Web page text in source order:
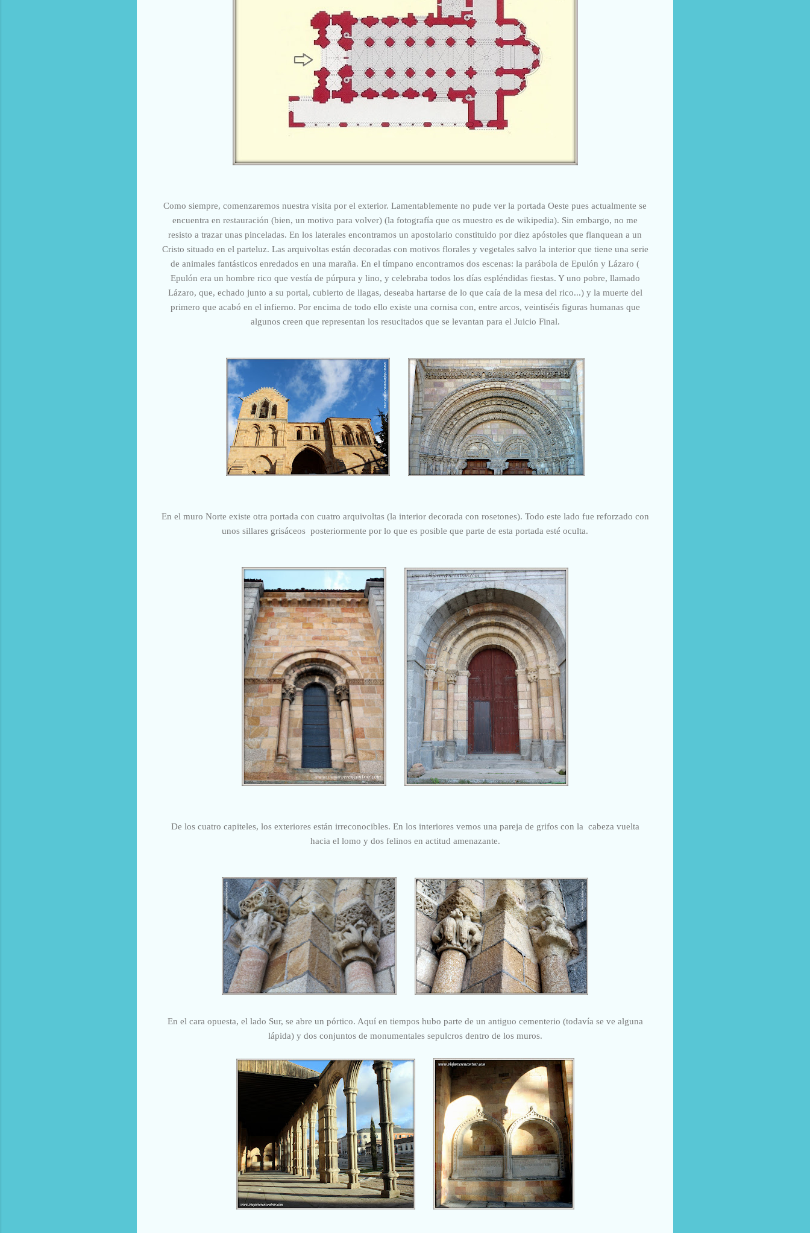
Como siempre, comenzaremos nuestra visita por el exterior. Lamentablemente no pude ver la portada Oeste pues actualmente se
encuentra en restauración (bien, un motivo para volver) (la fotografía que os muestro es de wikipedia). Sin embargo, no me
resisto a trazar unas pinceladas. En los laterales encontramos un apostolario constituido por diez apóstoles que flanquean a un
Cristo situado en el parteluz. Las arquivoltas están decoradas con motivos florales y vegetales salvo la interior que tiene una serie
de animales fantásticos enredados en una maraña. En el tímpano encontramos dos escenas: la parábola de Epulón y Lázaro (
Epulón era un hombre rico que vestía de púrpura y lino, y celebraba todos los días espléndidas fiestas. Y uno pobre, llamado
Lázaro, que, echado junto a su portal, cubierto de llagas, deseaba hartarse de lo que caía de la mesa del rico...) y la muerte del
primero que acabó en el infierno. Por encima de todo ello existe una cornisa con, entre arcos, veintiséis figuras humanas que
algunos creen que representan los resucitados que se levantan para el Juicio Final.
En el muro Norte existe otra portada con cuatro arquivoltas (la interior decorada con rosetones). Todo este lado fue reforzado con
unos sillares grisáceos posteriormente por lo que es posible que parte de esta portada esté oculta.
De los cuatro capiteles, los exteriores están irreconocibles. En los interiores vemos una pareja de grifos con la cabeza vuelta
hacia el lomo y dos felinos en actitud amenazante.
En el cara opuesta, el lado Sur, se abre un pórtico. Aquí en tiempos hubo parte de un antiguo cementerio (todavía se ve alguna
lápida) y dos conjuntos de monumentales sepulcros dentro de los muros.